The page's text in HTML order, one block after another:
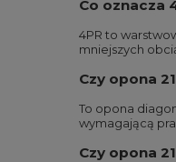
Co oznacza
4PR to
mniejszych
Czy opona
To opona
wymagającą
Czy opona